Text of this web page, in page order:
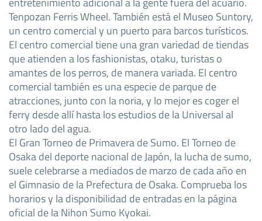
Tenpozan Ferris Wheel. También está el Museo Suntory,
un centro comercial y un puerto para barcos turísticos.
El centro comercial tiene una gran variedad de tiendas
que atienden a los fashionistas, otaku, turistas o
amantes de los perros, de manera variada. El centro
comercial también es una especie de parque de
atracciones, junto con la noria, y lo mejor es coger el
ferry desde allí hasta los estudios de la Universal al
otro lado del agua.
El Gran Torneo de Primavera de Sumo. El Torneo de
Osaka del deporte nacional de Japón, la lucha de sumo,
suele celebrarse a mediados de marzo de cada año en
el Gimnasio de la Prefectura de Osaka. Comprueba los
horarios y la disponibilidad de entradas en la página
oficial de la Nihon Sumo Kyokai.